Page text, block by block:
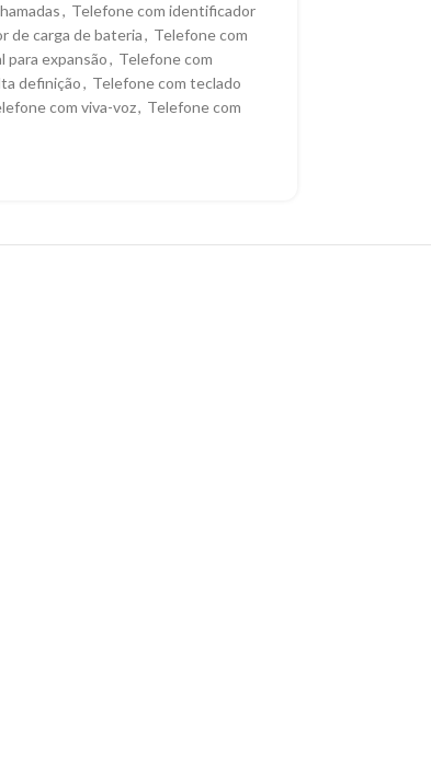
, Telefone com identificador
de carga de bateria, Telefone com
para expansão, Telefone com
definição, Telefone com teclado
com viva-voz, Telefone com